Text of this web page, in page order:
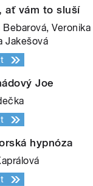
ať vám to sluší
Bebarová,
Jakešová
Joe
hypnóza